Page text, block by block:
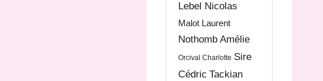
Lebel Nicolas
Malot Laurent
Nothomb Amélie
Orcival Charlotte Sire
Cédric Tackian